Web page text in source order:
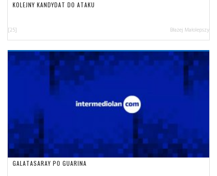
KOLEJNY KANDYDAT DO ATAKU
[25] Błażej Małolepszy
GALATASARAY PO GUARINA